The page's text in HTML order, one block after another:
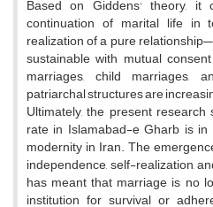
Based on Giddens' theory,
continuation of marital life in
realization of a pure
sustainable with mutual
marriages, child marriages,
patriarchal structures are
Ultimately, the present
rate in Islamabad-e Gharb is
modernity in Iran. The
independence, self-realization,
has meant that marriage is no
institution for survival or